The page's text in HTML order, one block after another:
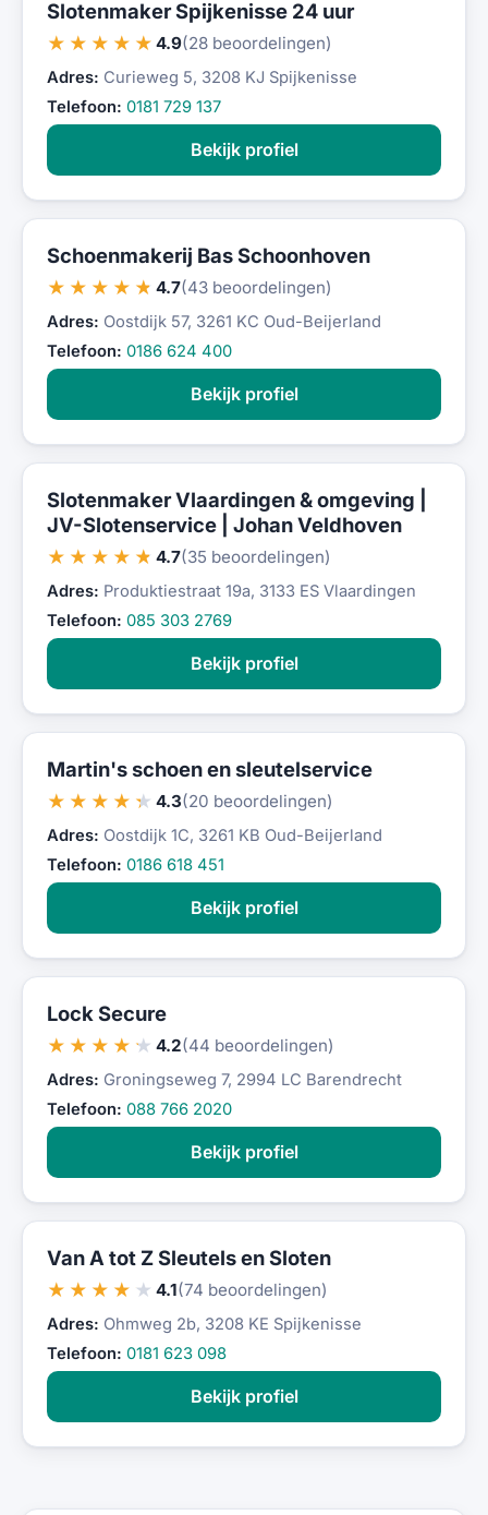
Slotenmaker Spijkenisse 24 uur
★★★★★ 4.9(28 beoordelingen)
Adres: Curieweg 5, 3208 KJ Spijkenisse
Telefoon: 0181 729 137
Bekijk profiel
Schoenmakerij Bas Schoonhoven
★★★★★ 4.7(43 beoordelingen)
Adres: Oostdijk 57, 3261 KC Oud-Beijerland
Telefoon: 0186 624 400
Bekijk profiel
Slotenmaker Vlaardingen & omgeving |
JV-Slotenservice | Johan Veldhoven
★★★★★ 4.7(35 beoordelingen)
Adres: Produktiestraat 19a, 3133 ES Vlaardingen
Telefoon: 085 303 2769
Bekijk profiel
Martin's schoen en sleutelservice
★★★★★ 4.3(20 beoordelingen)
Adres: Oostdijk 1C, 3261 KB Oud-Beijerland
Telefoon: 0186 618 451
Bekijk profiel
Lock Secure
★★★★★ 4.2(44 beoordelingen)
Adres: Groningseweg 7, 2994 LC Barendrecht
Telefoon: 088 766 2020
Bekijk profiel
Van A tot Z Sleutels en Sloten
★★★★★ 4.1(74 beoordelingen)
Adres: Ohmweg 2b, 3208 KE Spijkenisse
Telefoon: 0181 623 098
Bekijk profiel